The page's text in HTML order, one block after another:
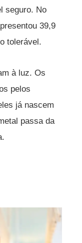
seguro. No
39,9
tolerável.
à luz. Os
pelos
já nascem
passa da